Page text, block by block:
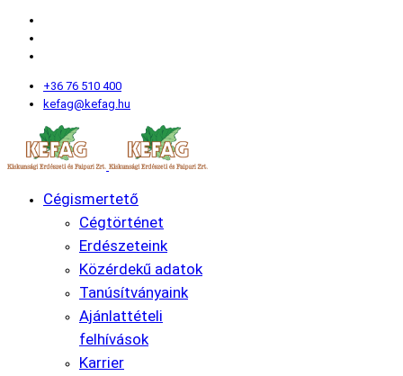
+36 76 510 400
kefag@kefag.hu
Cégismertető
Cégtörténet
Erdészeteink
Közérdekű adatok
Tanúsítványaink
Ajánlattételi
felhívások
Karrier